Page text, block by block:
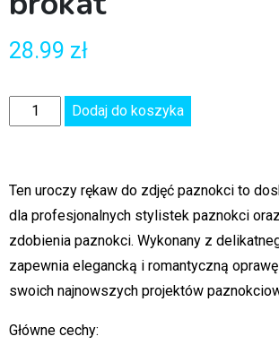
28.99 zł
Dodaj do koszyka
Ten uroczy rękaw do zdjęć paznokci to
dla profesjonalnych stylistek paznokci
zdobienia paznokci. Wykonany z
zapewnia elegancką i romantyczną
swoich najnowszych projektów
Główne cechy: